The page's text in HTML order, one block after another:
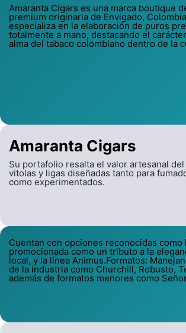
Amaranta Cigars
Su portafolio resalta el valor artesanal
vitolas y ligas diseñadas tanto para
como experimentados.
Amaranta Cigars es una marca boutique
premium originaria de Envigado,
especializa en la elaboración de puros
totalmente a mano, destacando el
alma del tabaco colombiano dentro de la
Cuentan con opciones reconocidas como
promocionada como un tributo a la
local, y la línea Animus.Formatos:
de la industria como Churchill, Robusto,
además de formatos menores como